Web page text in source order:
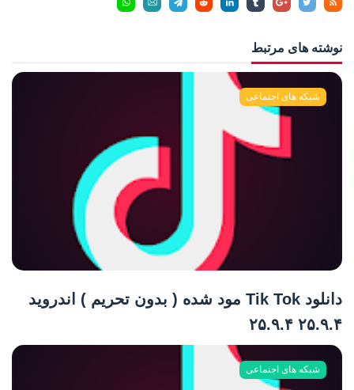
نوشته های مرتبط
شبکه های اجتماعی
دانلود Tik Tok مود شده ( بدون تحریم ) اندروید
۲۵.۹.۴ ۲۵.۹.۴
شبکه های اجتماعی